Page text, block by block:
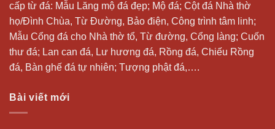
cấp từ đá: Mẫu Lăng mộ đá đẹp; Mộ đá; Cột đá Nhà thờ
họ/Đình Chùa, Từ Đường, Bảo điện, Công trình tâm linh;
Mẫu Cổng đá cho Nhà thờ tổ, Từ đường, Cổng làng; Cuốn
thư đá; Lan can đá, Lư hương đá, Rồng đá, Chiếu Rồng
đá, Bàn ghế đá tự nhiên; Tượng phật đá,….
Bài viết mới